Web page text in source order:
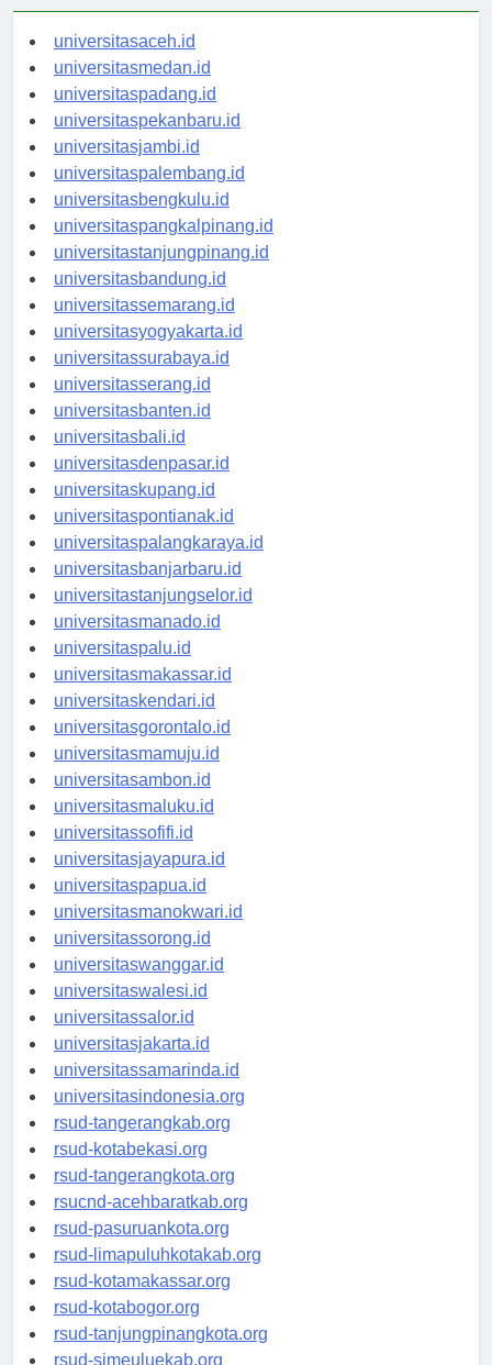
universitasaceh.id
universitasmedan.id
universitaspadang.id
universitaspekanbaru.id
universitasjambi.id
universitaspalembang.id
universitasbengkulu.id
universitaspangkalpinang.id
universitastanjungpinang.id
universitasbandung.id
universitassemarang.id
universitasyogyakarta.id
universitassurabaya.id
universitasserang.id
universitasbanten.id
universitasbali.id
universitasdenpasar.id
universitaskupang.id
universitaspontianak.id
universitaspalangkaraya.id
universitasbanjarbaru.id
universitastanjungselor.id
universitasmanado.id
universitaspalu.id
universitasmakassar.id
universitaskendari.id
universitasgorontalo.id
universitasmamuju.id
universitasambon.id
universitasmaluku.id
universitassofifi.id
universitasjayapura.id
universitaspapua.id
universitasmanokwari.id
universitassorong.id
universitaswanggar.id
universitaswalesi.id
universitassalor.id
universitasjakarta.id
universitassamarinda.id
universitasindonesia.org
rsud-tangerangkab.org
rsud-kotabekasi.org
rsud-tangerangkota.org
rsucnd-acehbaratkab.org
rsud-pasuruankota.org
rsud-limapuluhkotakab.org
rsud-kotamakassar.org
rsud-kotabogor.org
rsud-tanjungpinangkota.org